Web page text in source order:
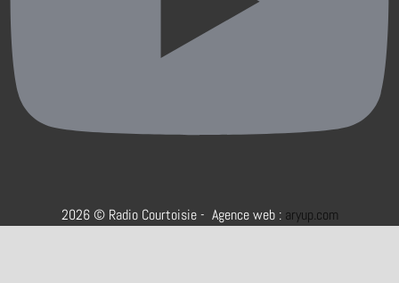
2026 © Radio Courtoisie - Agence web : aryup.com